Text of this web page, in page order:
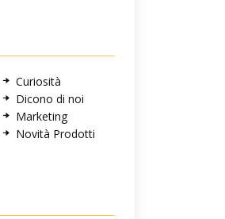
Curiosità
Dicono di noi
Marketing
Novità Prodotti